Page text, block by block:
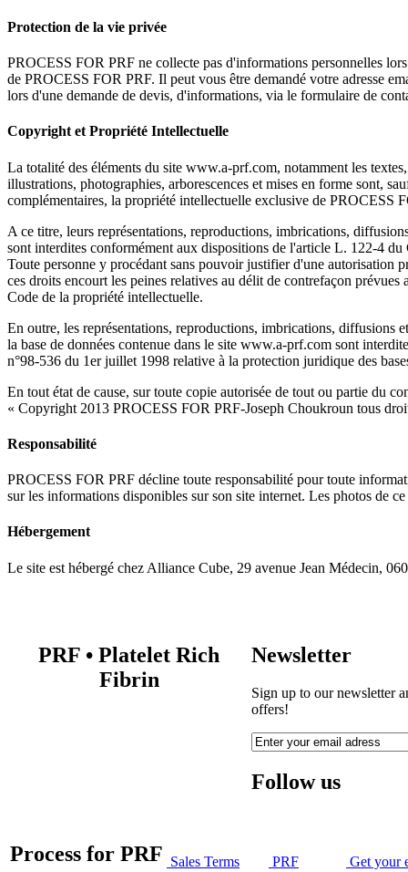
Protection de la vie privée
PROCESS FOR PRF ne collecte pas d'informations personnelles
de PROCESS FOR PRF. Il peut vous être demandé votre adresse
lors d'une demande de devis, d'informations, via le formulaire de
Copyright et Propriété Intellectuelle
La totalité des éléments du site www.a-prf.com, notamment les
illustrations, photographies, arborescences et mises en forme sont,
complémentaires, la propriété intellectuelle exclusive de PROCESS
A ce titre, leurs représentations, reproductions, imbrications,
sont interdites conformément aux dispositions de l'article L. 122-4
Toute personne y procédant sans pouvoir justifier d'une autorisation
ces droits encourt les peines relatives au délit de contrefaçon
Code de la propriété intellectuelle.
En outre, les représentations, reproductions, imbrications, diffusions
la base de données contenue dans le site www.a-prf.com sont
n°98-536 du 1er juillet 1998 relative à la protection juridique des
En tout état de cause, sur toute copie autorisée de tout ou partie du
« Copyright 2013 PROCESS FOR PRF-Joseph Choukroun tous
Responsabilité
PROCESS FOR PRF décline toute responsabilité pour toute
sur les informations disponibles sur son site internet. Les photos de
Hébergement
Le site est hébergé chez Alliance Cube, 29 avenue Jean Médecin,
PRF • Platelet Rich
Fibrin
Newsletter
Sign up to our newsletter
offers!
Follow us
Process for PRF Sales Terms PRF Get your